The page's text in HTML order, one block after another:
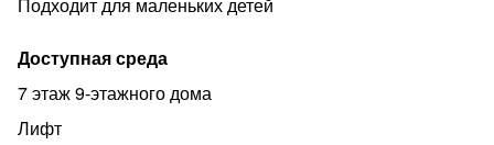
Доступная среда
7 этаж 9-этажного дома
Лифт